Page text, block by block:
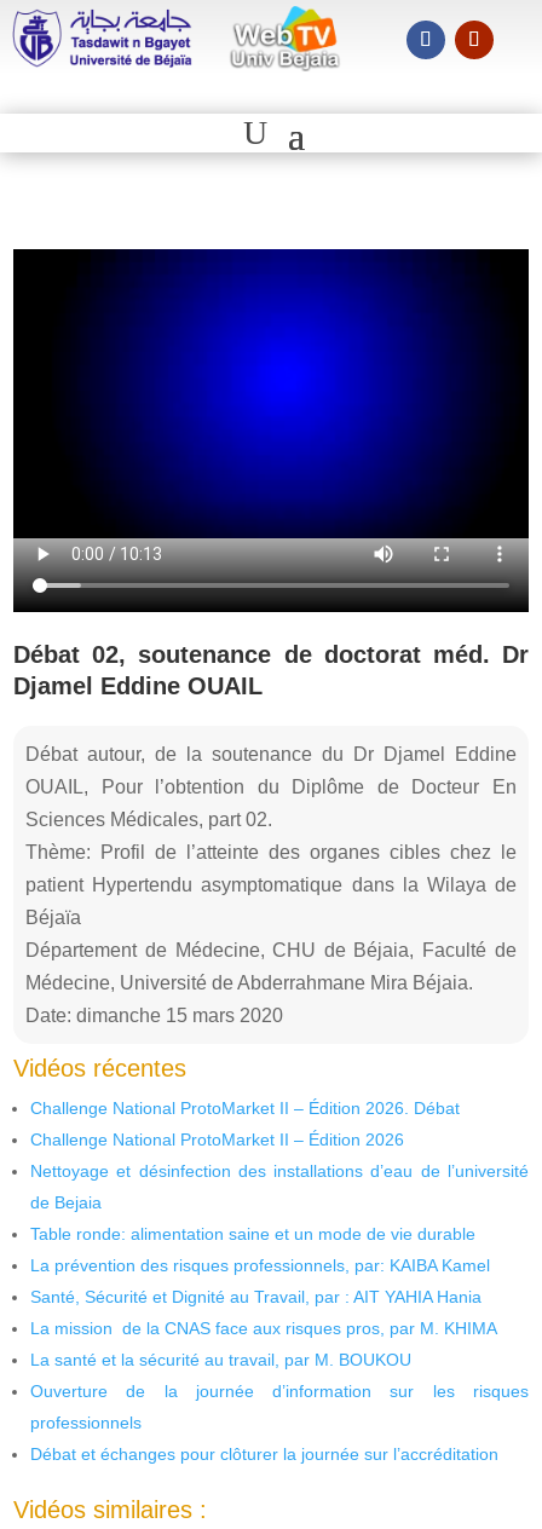
Débat 02, soutenance de doctorat méd. Dr
Djamel Eddine OUAIL
Débat autour, de la soutenance du Dr Djamel Eddine
OUAIL, Pour l’obtention du Diplôme de Docteur En
Sciences Médicales, part 02.
Thème: Profil de l’atteinte des organes cibles chez le
patient Hypertendu asymptomatique dans la Wilaya de
Béjaïa
Département de Médecine, CHU de Béjaia, Faculté de
Médecine, Université de Abderrahmane Mira Béjaia.
Date: dimanche 15 mars 2020
Vidéos récentes
Challenge National ProtoMarket II – Édition 2026. Débat
Challenge National ProtoMarket II – Édition 2026
Nettoyage et désinfection des installations d’eau de l’université
de Bejaia
Table ronde: alimentation saine et un mode de vie durable
La prévention des risques professionnels, par: KAIBA Kamel
Santé, Sécurité et Dignité au Travail, par : AIT YAHIA Hania
La mission de la CNAS face aux risques pros, par M. KHIMA
La santé et la sécurité au travail, par M. BOUKOU
Ouverture de la journée d’information sur les risques
professionnels
Débat et échanges pour clôturer la journée sur l’accréditation
Vidéos similaires :